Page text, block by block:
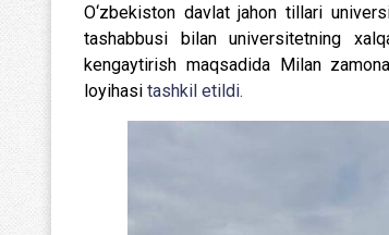
O‘zbekiston davlat jahon tillari
tashabbusi bilan universitetning
kengaytirish maqsadida Milan
loyihasi tashkil etildi.